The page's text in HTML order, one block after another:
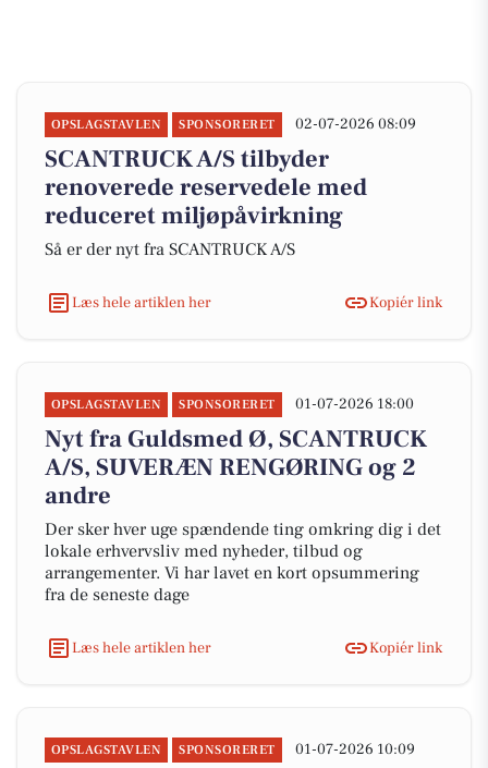
OPSLAGSTAVLEN SPONSORERET 02-07-2026 08:09
SCANTRUCK A/S tilbyder
renoverede reservedele med
reduceret miljøpåvirkning
Så er der nyt fra SCANTRUCK A/S
Læs hele artiklen her Kopiér link
OPSLAGSTAVLEN SPONSORERET 01-07-2026 18:00
Nyt fra Guldsmed Ø, SCANTRUCK
A/S, SUVERÆN RENGØRING og 2
andre
Der sker hver uge spændende ting omkring dig i det
lokale erhvervsliv med nyheder, tilbud og
arrangementer. Vi har lavet en kort opsummering
fra de seneste dage
Læs hele artiklen her Kopiér link
OPSLAGSTAVLEN SPONSORERET 01-07-2026 10:09